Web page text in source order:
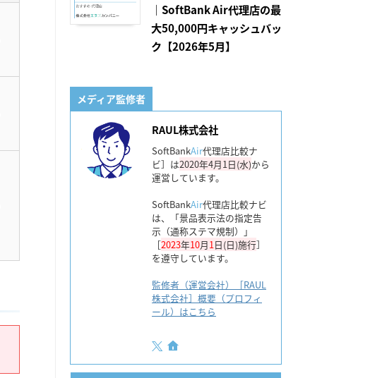
｜SoftBank Air代理店の最
大50,000円キャッシュバッ
ク【2026年5月】
メディア監修者
RAUL株式会社
SoftBankAir代理店比較ナ
ビ］は2020年4月1日(水)から
運営しています。
SoftBankAir代理店比較ナビ
は、「景品表示法の指定告
示（通称ステマ規制）」
［2023年10月1 日(日)施行］
を遵守しています。
監修者（運営会社）［RAUL
株式会社］概要（プロフィ
ール）はこちら